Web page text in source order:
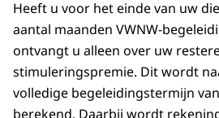
Heeft u voor het einde van uw
aantal maanden VWNW-
ontvangt u alleen over uw
stimuleringspremie. Dit wordt
volledige begeleidingstermijn
berekend. Daarbij wordt